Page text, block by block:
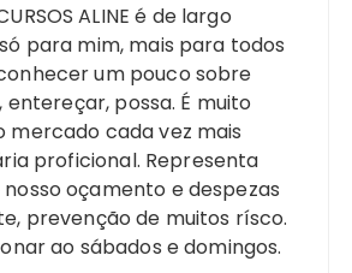
ALINE é de largo
para mim, mais para todos
um pouco sobre
entereçar, possa. É muito
mercado cada vez mais
proficional. Representa
oçamento e despezas
prevenção de muitos rísco.
ao sábados e domingos.